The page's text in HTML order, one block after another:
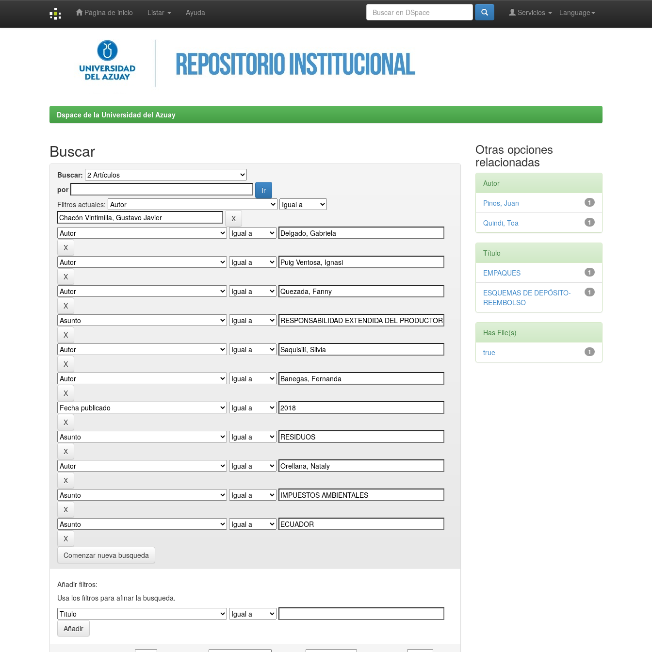
Página de inicio Listar Ayuda Language
Servicios
Dspace de la Universidad del Azuay
Buscar
Buscar:
por
Filtros actuales:
Comenzar nueva busqueda
Añadir filtros:
Usa los filtros para afinar la busqueda.
Otras opciones
relacionadas
Autor
1
Pinos, Juan
1
Quindi, Toa
Título
1
EMPAQUES
1
ESQUEMAS DE DEPÓSITO-
REEMBOLSO
Has File(s)
1
true